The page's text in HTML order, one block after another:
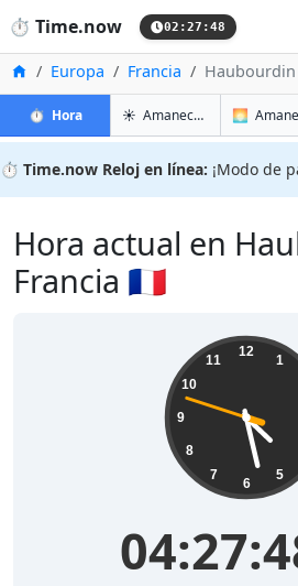
⏱️ Time.now 02:27:49
InicioEuropa Francia Haubourdin
⏱️ Horaen Haubourdin
☀️ Amanecer y atardecer en
🌅
⏱️ Time.now Reloj en línea: ¡Modo de
Hora actual en
Francia 🇫🇷
12
1
5
6
7
8
9
10
11